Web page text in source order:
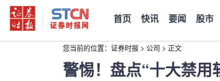
首页 快讯 要闻 股市
您当前的位置： 证券时报 > 公司 > 正文
警惕！盘点“十大禁用